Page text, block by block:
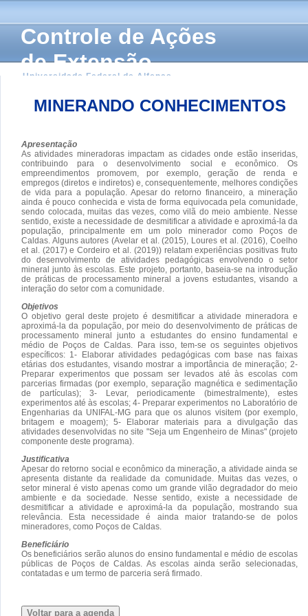
Controle de Ações
de Extensão
Universidade Federal de Alfenas
MINERANDO CONHECIMENTOS
Apresentação
As atividades mineradoras impactam as cidades onde estão inseridas,
contribuindo para o desenvolvimento social e econômico. Os
empreendimentos promovem, por exemplo, geração de renda e
empregos (diretos e indiretos) e, consequentemente, melhores condições
de vida para a população. Apesar do retorno financeiro, a mineração
ainda é pouco conhecida e vista de forma equivocada pela comunidade,
sendo colocada, muitas das vezes, como vilã do meio ambiente. Nesse
sentido, existe a necessidade de desmitificar a atividade e aproximá-la da
população, principalmente em um polo minerador como Poços de
Caldas. Alguns autores (Avelar et al. (2015), Loures et al. (2016), Coelho
et al. (2017) e Cordeiro et al. (2019)) relatam experiências positivas fruto
do desenvolvimento de atividades pedagógicas envolvendo o setor
mineral junto às escolas. Este projeto, portanto, baseia-se na introdução
de práticas de processamento mineral a jovens estudantes, visando a
interação do setor com a comunidade.
Objetivos
O objetivo geral deste projeto é desmitificar a atividade mineradora e
aproximá-la da população, por meio do desenvolvimento de práticas de
processamento mineral junto a estudantes do ensino fundamental e
médio de Poços de Caldas. Para isso, tem-se os seguintes objetivos
específicos: 1- Elaborar atividades pedagógicas com base nas faixas
etárias dos estudantes, visando mostrar a importância de mineração; 2-
Preparar experimentos que possam ser levados até às escolas com
parcerias firmadas (por exemplo, separação magnética e sedimentação
de partículas); 3- Levar, periodicamente (bimestralmente), estes
experimentos até às escolas; 4- Preparar experimentos no Laboratório de
Engenharias da UNIFAL-MG para que os alunos visitem (por exemplo,
britagem e moagem); 5- Elaborar materiais para a divulgação das
atividades desenvolvidas no site "Seja um Engenheiro de Minas" (projeto
componente deste programa).
Justificativa
Apesar do retorno social e econômico da mineração, a atividade ainda se
apresenta distante da realidade da comunidade. Muitas das vezes, o
setor mineral é visto apenas como um grande vilão degradador do meio
ambiente e da sociedade. Nesse sentido, existe a necessidade de
desmitificar a atividade e aproximá-la da população, mostrando sua
relevância. Esta necessidade é ainda maior tratando-se de polos
mineradores, como Poços de Caldas.
Beneficiário
Os beneficiários serão alunos do ensino fundamental e médio de escolas
públicas de Poços de Caldas. As escolas ainda serão selecionadas,
contatadas e um termo de parceria será firmado.
Voltar para a agenda